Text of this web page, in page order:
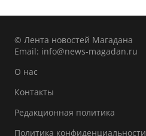
© Лента новостей Магадана
Email: info@news-magadan.ru
О нас
Контакты
Редакционная политика
Политика конфиденциальности